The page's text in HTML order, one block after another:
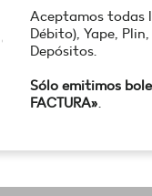
Aceptamos todas
Débito), Yape,
Depósitos.
Sólo emitimos
FACTURA».